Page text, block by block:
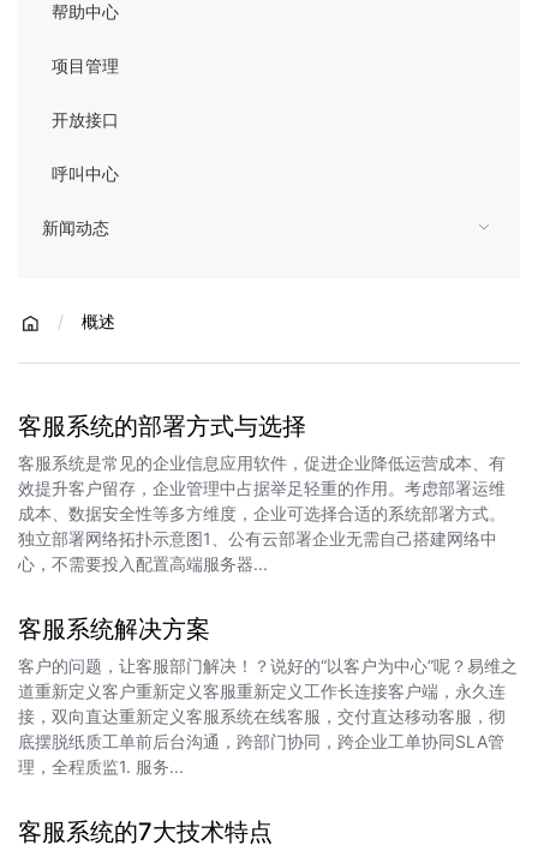
帮助中心
项目管理
开放接口
呼叫中心
新闻动态
/ 概述
客服系统的部署方式与选择
客服系统是常见的企业信息应用软件，促进企业降低运营成本、有
效提升客户留存，企业管理中占据举足轻重的作用。考虑部署运维
成本、数据安全性等多方维度，企业可选择合适的系统部署方式。
独立部署网络拓扑示意图1、公有云部署企业无需自己搭建网络中
心，不需要投入配置高端服务器...
客服系统解决方案
客户的问题，让客服部门解决！？说好的“以客户为中心”呢？易维之
道重新定义客户重新定义客服重新定义工作长连接客户端，永久连
接，双向直达重新定义客服系统在线客服，交付直达移动客服，彻
底摆脱纸质工单前后台沟通，跨部门协同，跨企业工单协同SLA管
理，全程质监1. 服务...
客服系统的7大技术特点